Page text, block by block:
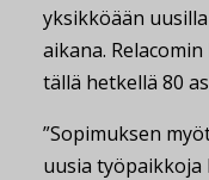
yksikköään
aikana.
tällä hetkellä 80
”Sopimuksen
uusia työpaikkoja